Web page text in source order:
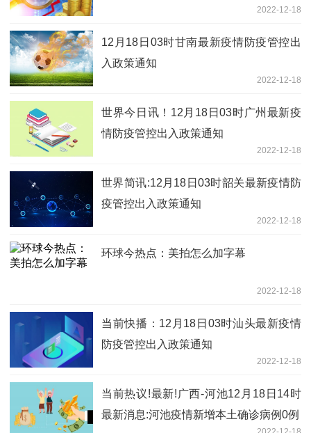
2022-12-18
12月18日03时甘南最新疫情防疫管控出
入政策通知
2022-12-18
世界今日讯！12月18日03时广州最新疫
情防疫管控出入政策通知
2022-12-18
世界简讯:12月18日03时韶关最新疫情防
疫管控出入政策通知
2022-12-18
环球今热点：美拍怎么加字幕
2022-12-18
当前快播：12月18日03时汕头最新疫情
防疫管控出入政策通知
2022-12-18
当前热议!最新!广西-河池12月18日14时
最新消息:河池疫情新增本土确诊病例0例